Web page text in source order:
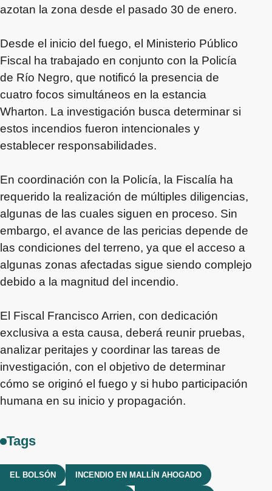
azotan la zona desde el pasado 30 de enero.
Desde el inicio del fuego, el Ministerio Público
Fiscal ha trabajado en conjunto con la Policía
de Río Negro, que notificó la presencia de
cuatro focos simultáneos en la estancia
Wharton. La investigación busca determinar si
estos incendios fueron intencionales y
establecer responsabilidades.
En coordinación con la Policía, la Fiscalía ha
requerido la realización de múltiples diligencias,
algunas de las cuales siguen en proceso. Sin
embargo, el avance de las pericias depende de
las condiciones del terreno, ya que el acceso a
algunas zonas afectadas sigue siendo complejo
debido a la magnitud del incendio.
El Fiscal Francisco Arrien, con dedicación
exclusiva a esta causa, deberá reunir pruebas,
analizar peritajes y coordinar las tareas de
investigación, con el objetivo de determinar
cómo se originó el fuego y si hubo participación
humana en su inicio y propagación.
Tags
EL BOLSÓN INCENDIO EN MALLÍN AHOGADO